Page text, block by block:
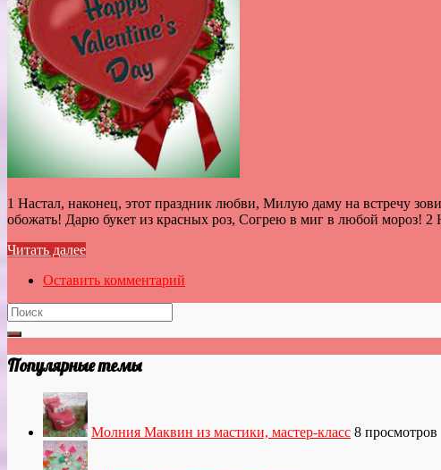
1 Настал, наконец, этот праздник любви, Милую даму на встречу
обожать! Дарю букет из красных роз, Согрею в миг в любой мороз!
Читать далее
Оставить комментарий
Популярные темы
Молния Маквин из мастики, мастер-класс 8 просмотров